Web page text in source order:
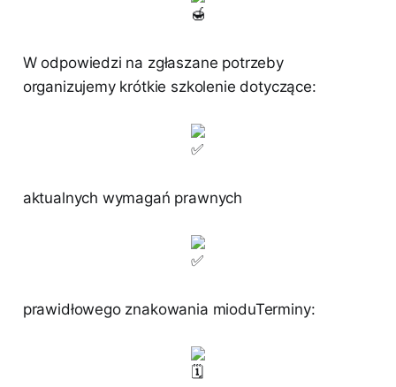
W odpowiedzi na zgłaszane potrzeby
organizujemy krótkie szkolenie dotyczące:
aktualnych wymagań prawnych
prawidłowego znakowania mioduTerminy: